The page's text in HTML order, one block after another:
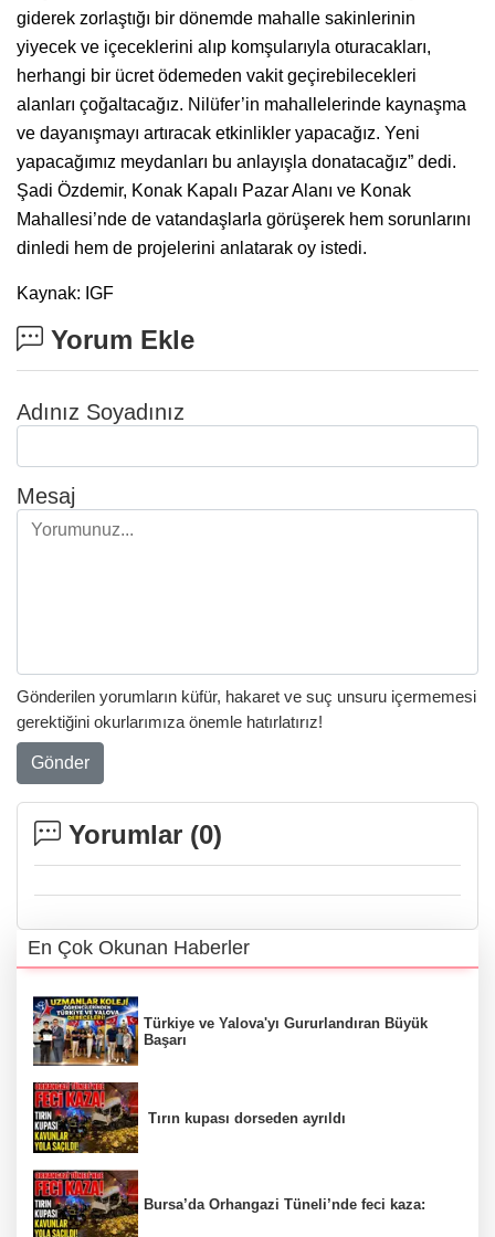
giderek zorlaştığı bir dönemde mahalle sakinlerinin
yiyecek ve içeceklerini alıp komşularıyla oturacakları,
herhangi bir ücret ödemeden vakit geçirebilecekleri
alanları çoğaltacağız. Nilüfer’in mahallelerinde kaynaşma
ve dayanışmayı artıracak etkinlikler yapacağız. Yeni
yapacağımız meydanları bu anlayışla donatacağız” dedi.
Şadi Özdemir, Konak Kapalı Pazar Alanı ve Konak
Mahallesi’nde de vatandaşlarla görüşerek hem sorunlarını
dinledi hem de projelerini anlatarak oy istedi.
Kaynak: IGF
Yorum Ekle
Adınız Soyadınız
Mesaj
Gönderilen yorumların küfür, hakaret ve suç unsuru içermemesi
gerektiğini okurlarımıza önemle hatırlatırız!
Gönder
Yorumlar (0)
En Çok Okunan Haberler
Türkiye ve Yalova'yı Gururlandıran Büyük
Başarı
Tırın kupası dorseden ayrıldı
Bursa’da Orhangazi Tüneli’nde feci kaza: